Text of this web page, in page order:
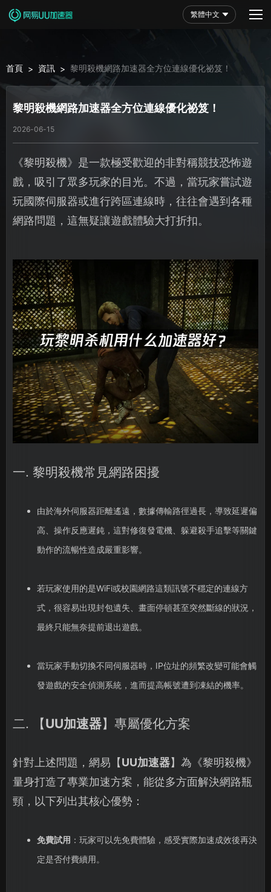
繁體中文
首頁 > 資訊 > 黎明殺機網路加速器全方位連線優化祕笈！
黎明殺機網路加速器全方位連線優化祕笈！
2026-06-15
《黎明殺機》是一款極受歡迎的非對稱競技恐怖遊
戲，吸引了眾多玩家的目光。不過，當玩家嘗試遊
玩國際伺服器或進行跨區連線時，往往會遇到各種
網路問題，這無疑讓遊戲體驗大打折扣。
一. 黎明殺機常見網路困擾
由於海外伺服器距離遙遠，數據傳輸路徑過長，導致延遲偏
高、操作反應遲鈍，這對修復發電機、躲避殺手追擊等關鍵
動作的流暢性造成嚴重影響。
若玩家使用的是WiFi或校園網路這類訊號不穩定的連線方
式，很容易出現封包遺失、畫面停頓甚至突然斷線的狀況，
最終只能無奈提前退出遊戲。
當玩家手動切換不同伺服器時，IP位址的頻繁改變可能會觸
發遊戲的安全偵測系統，進而提高帳號遭到凍結的機率。
二. 【UU加速器】專屬優化方案
針對上述問題，網易【UU加速器】為《黎明殺機》
量身打造了專業加速方案，能從多方面解決網路瓶
頸，以下列出其核心優勢：
免費試用 ：玩家可以先免費體驗，感受實際加速成效後再決
定是否付費續用。